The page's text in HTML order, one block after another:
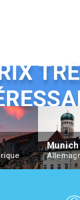
CityHotel
Munich